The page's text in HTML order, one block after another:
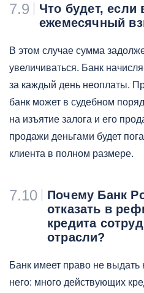
7.9
Что будет, если
ежемесячный
В этом случае сумма
увеличиваться. Банк
за каждый день неоплаты.
банк может в судебном
на изъятие залога и его
продажи деньгами будет
клиента в полном размере.
7.10
Почему Банк
отказать в
кредита
отрасли?
Банк имеет право не выдать
него: много действующих